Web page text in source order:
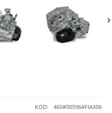
KOD: 460#00596#FIAX06